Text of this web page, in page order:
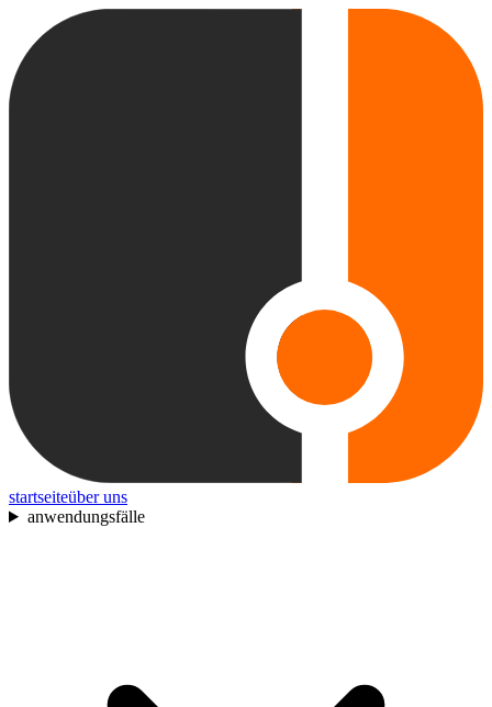
startseiteüber uns
anwendungsfälle